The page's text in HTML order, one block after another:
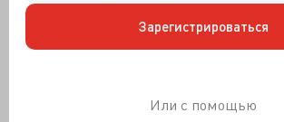
Зарегистрироваться
Или с помощью
такие детали, вы спокойнее будете
«странные» симптомы
• Лучше понимать, что вам
здоровье и жизни, какой ваш личный